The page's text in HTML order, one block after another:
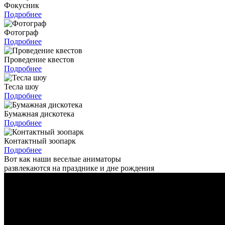
Фокусник
Подробнее
Фотограф
Подробнее
Проведение квестов
Подробнее
Тесла шоу
Подробнее
Бумажная дискотека
Подробнее
Контактный зоопарк
Подробнее
Вот как наши веселые аниматоры
развлекаются на празднике и дне рождения